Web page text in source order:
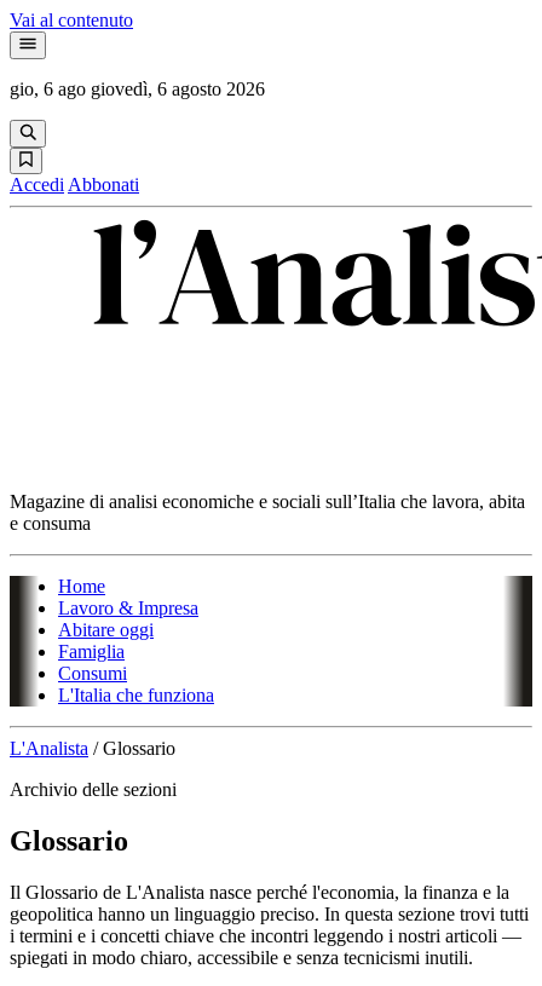
Vai al contenuto
gio, 6 ago giovedì, 6 agosto 2026
Accedi Abbonati
Magazine di analisi economiche e sociali sull’Italia che lavora, abita
e consuma
Home
Lavoro & Impresa
Abitare oggi
Famiglia
Consumi
L'Italia che funziona
L'Analista / Glossario
Archivio delle sezioni
Glossario
Il Glossario de L'Analista nasce perché l'economia, la finanza e la
geopolitica hanno un linguaggio preciso. In questa sezione trovi tutti
i termini e i concetti chiave che incontri leggendo i nostri articoli —
spiegati in modo chiaro, accessibile e senza tecnicismi inutili.